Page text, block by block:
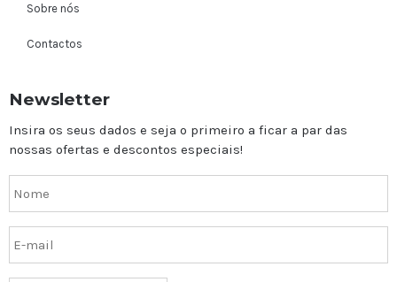
Sobre nós
Contactos
Newsletter
Insira os seus dados e seja o primeiro a ficar a par das
nossas ofertas e descontos especiais!